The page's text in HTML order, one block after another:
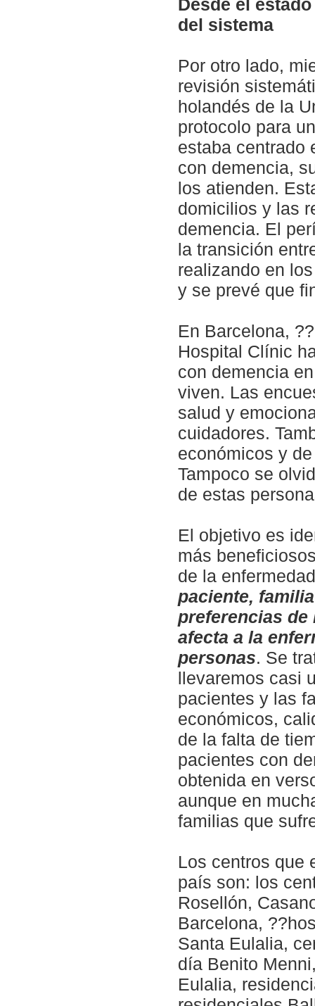
Desde el
del sistema
Por otro lado,
revisión
holandés de la
protocolo para
estaba centrado
con demencia,
los atienden.
domicilios y las
demencia. El
la transición
realizando en
y se prevé que
En Barcelona,
Hospital Clínic
con demencia
viven. Las
salud y
cuidadores.
económicos y
Tampoco se
de estas
El objetivo es
más
de la
paciente,
preferencias de
afecta a la
personas. Se
llevaremos casi
pacientes y las
económicos,
de la falta de
pacientes con
obtenida en
aunque en
familias que
Los centros que
país son: los
Rosellón,
Barcelona,
Santa Eulalia,
día Benito
Eulalia,